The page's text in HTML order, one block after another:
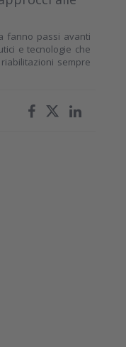
fanno passi avanti
e tecnologie che
sempre